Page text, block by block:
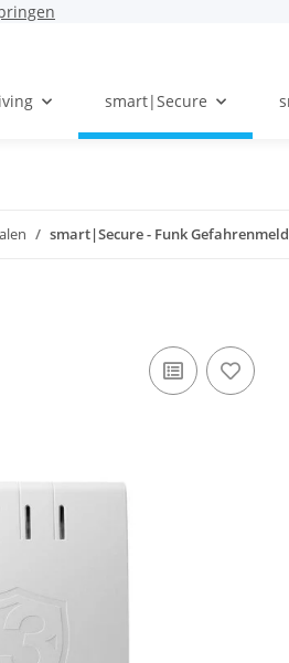
smart|Secure
smart|Secure - Funk